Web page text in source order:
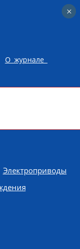
О журнале
Электроприводы
×
×